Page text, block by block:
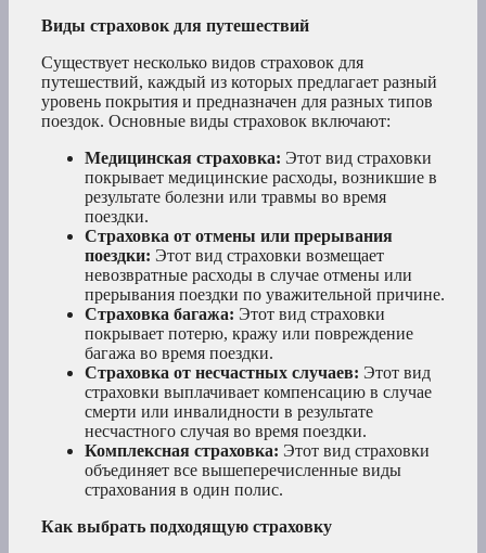
Виды страховок для путешествий
Существует несколько видов страховок для
путешествий, каждый из которых предлагает разный
уровень покрытия и предназначен для разных типов
поездок. Основные виды страховок включают:
Медицинская страховка: Этот вид страховки
покрывает медицинские расходы, возникшие в
результате болезни или травмы во время
поездки.
Страховка от отмены или прерывания
поездки: Этот вид страховки возмещает
невозвратные расходы в случае отмены или
прерывания поездки по уважительной причине.
Страховка багажа: Этот вид страховки
покрывает потерю, кражу или повреждение
багажа во время поездки.
Страховка от несчастных случаев: Этот вид
страховки выплачивает компенсацию в случае
смерти или инвалидности в результате
несчастного случая во время поездки.
Комплексная страховка: Этот вид страховки
объединяет все вышеперечисленные виды
страхования в один полис.
Как выбрать подходящую страховку